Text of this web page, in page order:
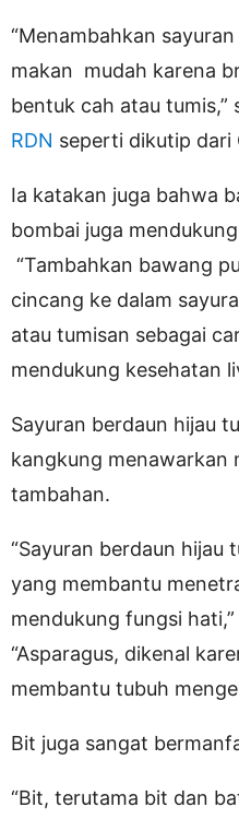
“Menambahkan
makan mudah karena
bentuk cah atau tumis,”
RDN seperti dikutip dari
Ia katakan juga bahwa
bombai juga
“Tambahkan bawang
cincang ke dalam
atau tumisan sebagai
mendukung kesehatan
Sayuran berdaun hijau
kangkung menawarkan
tambahan.
“Sayuran berdaun hijau
yang membantu
mendukung fungsi
“Asparagus, dikenal
membantu tubuh
Bit juga sangat
“Bit, terutama bit dan